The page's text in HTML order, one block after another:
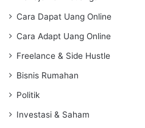
Cara Dapat Uang Online
Cara Adapt Uang Online
Freelance & Side Hustle
Bisnis Rumahan
Politik
Investasi & Saham